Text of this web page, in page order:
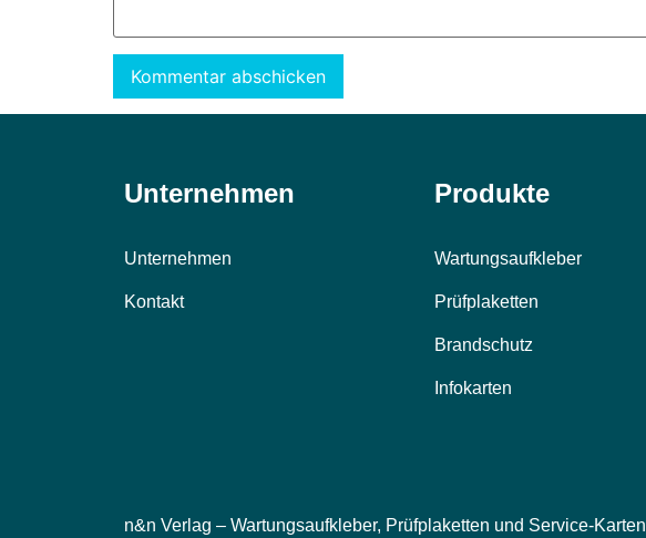
Unternehmen
Unternehmen
Kontakt
Produkte
Wartungsaufkleber
Prüfplaketten
Brandschutz
Infokarten
n&n Verlag – Wartungsaufkleber, Prüfplaketten und Service-Karten